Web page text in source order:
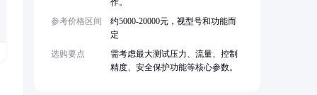
作。
参考价格区间
约5000-20000元，视型号和功能而
定
选购要点
需考虑最大测试压力、流量、控制
精度、安全保护功能等核心参数。